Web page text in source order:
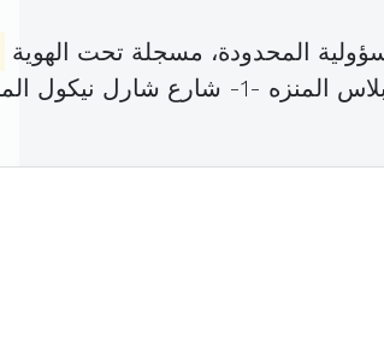
المحدودة، مسجلة تحت الهوية
نيكول المنزه (